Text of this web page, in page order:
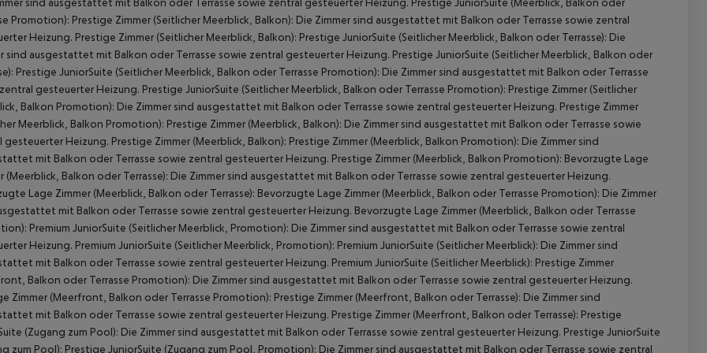
Promotion): Prestige Zimmer (Seitlicher Meerblick, Balkon): Die Zimmer sind ausgestattet mit Balkon oder Terrasse sowie zentral
Heizung. Prestige Zimmer (Seitlicher Meerblick, Balkon): Prestige JuniorSuite (Seitlicher Meerblick, Balkon oder Terrasse): Die
sind ausgestattet mit Balkon oder Terrasse sowie zentral gesteuerter Heizung. Prestige JuniorSuite (Seitlicher Meerblick, Balkon oder
Prestige JuniorSuite (Seitlicher Meerblick, Balkon oder Terrasse Promotion): Die Zimmer sind ausgestattet mit Balkon oder Terrasse
gesteuerter Heizung. Prestige JuniorSuite (Seitlicher Meerblick, Balkon oder Terrasse Promotion): Prestige Zimmer (Seitlicher
Balkon Promotion): Die Zimmer sind ausgestattet mit Balkon oder Terrasse sowie zentral gesteuerter Heizung. Prestige Zimmer
Meerblick, Balkon Promotion): Prestige Zimmer (Meerblick, Balkon): Die Zimmer sind ausgestattet mit Balkon oder Terrasse sowie
gesteuerter Heizung. Prestige Zimmer (Meerblick, Balkon): Prestige Zimmer (Meerblick, Balkon Promotion): Die Zimmer sind
mit Balkon oder Terrasse sowie zentral gesteuerter Heizung. Prestige Zimmer (Meerblick, Balkon Promotion): Bevorzugte Lage
(Meerblick, Balkon oder Terrasse): Die Zimmer sind ausgestattet mit Balkon oder Terrasse sowie zentral gesteuerter Heizung.
Lage Zimmer (Meerblick, Balkon oder Terrasse): Bevorzugte Lage Zimmer (Meerblick, Balkon oder Terrasse Promotion): Die Zimmer
mit Balkon oder Terrasse sowie zentral gesteuerter Heizung. Bevorzugte Lage Zimmer (Meerblick, Balkon oder Terrasse
Premium JuniorSuite (Seitlicher Meerblick, Promotion): Die Zimmer sind ausgestattet mit Balkon oder Terrasse sowie zentral
Heizung. Premium JuniorSuite (Seitlicher Meerblick, Promotion): Premium JuniorSuite (Seitlicher Meerblick): Die Zimmer sind
mit Balkon oder Terrasse sowie zentral gesteuerter Heizung. Premium JuniorSuite (Seitlicher Meerblick): Prestige Zimmer
Balkon oder Terrasse Promotion): Die Zimmer sind ausgestattet mit Balkon oder Terrasse sowie zentral gesteuerter Heizung.
Zimmer (Meerfront, Balkon oder Terrasse Promotion): Prestige Zimmer (Meerfront, Balkon oder Terrasse): Die Zimmer sind
mit Balkon oder Terrasse sowie zentral gesteuerter Heizung. Prestige Zimmer (Meerfront, Balkon oder Terrasse): Prestige
(Zugang zum Pool): Die Zimmer sind ausgestattet mit Balkon oder Terrasse sowie zentral gesteuerter Heizung. Prestige JuniorSuite
zum Pool): Prestige JuniorSuite (Zugang zum Pool, Promotion): Die Zimmer sind ausgestattet mit Balkon oder Terrasse sowie zentral